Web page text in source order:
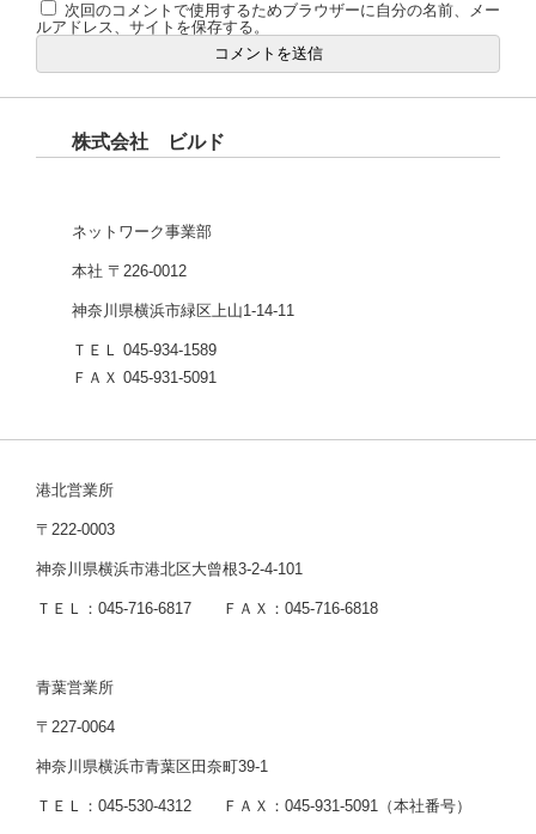
次回のコメントで使用するためブラウザーに自分の名前、メー
ルアドレス、サイトを保存する。
株式会社 ビルド
ネットワーク事業部
本社 〒226-0012
神奈川県横浜市緑区上山1-14-11
ＴＥＬ 045-934-1589
ＦＡＸ 045-931-5091
港北営業所
〒222-0003
神奈川県横浜市港北区大曾根3-2-4-101
ＴＥＬ：045-716-6817 ＦＡＸ：045-716-6818
青葉営業所
〒227-0064
神奈川県横浜市青葉区田奈町39-1
ＴＥＬ：045-530-4312 ＦＡＸ：045-931-5091（本社番号）